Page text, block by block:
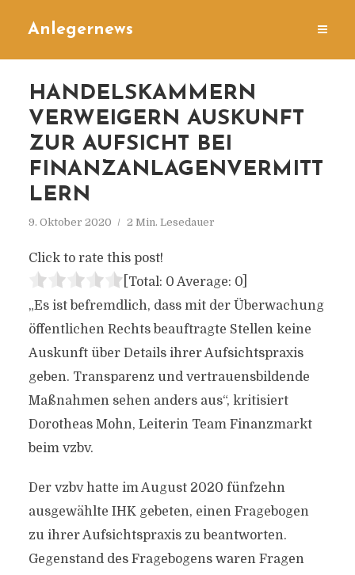
Anlegernews
HANDELSKAMMERN
VERWEIGERN AUSKUNFT
ZUR AUFSICHT BEI
FINANZANLAGENVERMITT
LERN
9. Oktober 2020 2 Min. Lesedauer
Click to rate this post!
[Total: 0 Average: 0]
„Es ist befremdlich, dass mit der Überwachung
öffentlichen Rechts beauftragte Stellen keine
Auskunft über Details ihrer Aufsichtspraxis
geben. Transparenz und vertrauensbildende
Maßnahmen sehen anders aus“, kritisiert
Dorotheas Mohn, Leiterin Team Finanzmarkt
beim vzbv.
Der vzbv hatte im August 2020 fünfzehn
ausgewählte IHK gebeten, einen Fragebogen
zu ihrer Aufsichtspraxis zu beantworten.
Gegenstand des Fragebogens waren Fragen